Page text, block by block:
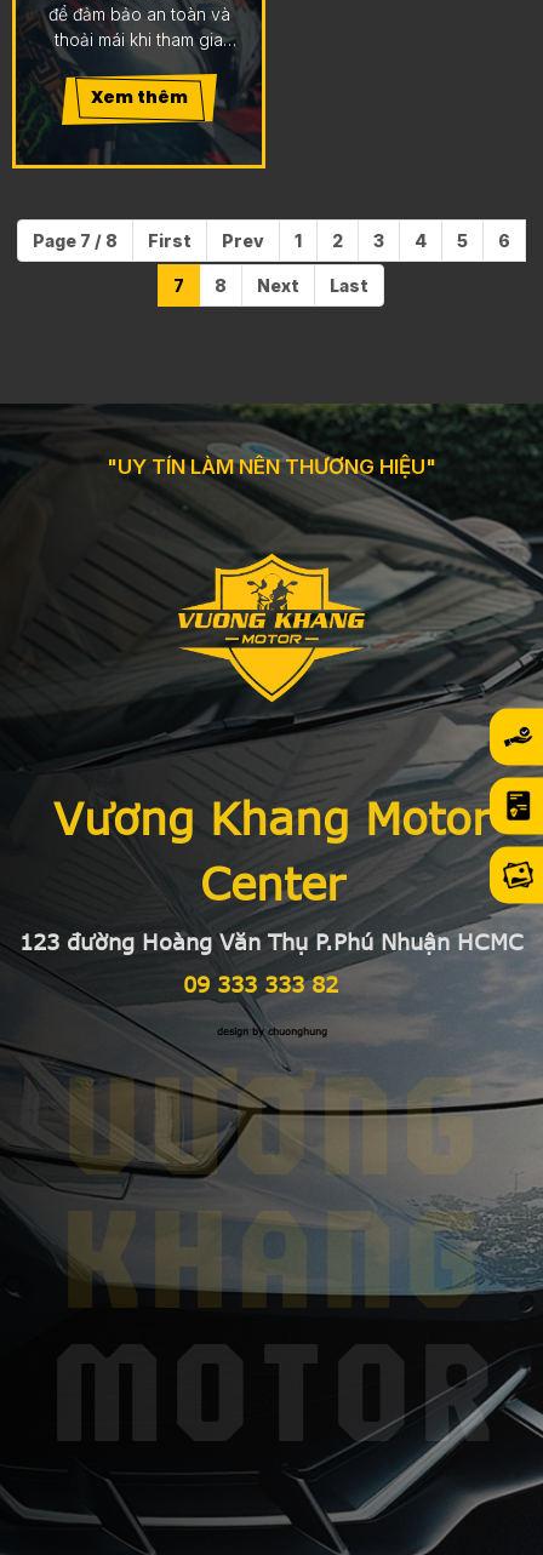
để đảm bảo an toàn và
thoải mái khi tham gia
giao thông. Dưới đây là
một số hướng dẫn về
cách ngồi sau motor
phân khối lớn:
Xem thêm
Page 7 / 8 First Prev 1 2 3 4 5 6
7 8 Next Last
"UY TÍN LÀM NÊN THƯƠNG HIỆU"
Vương Khang Motor
Center
123 đường Hoàng Văn Thụ P.Phú Nhuận HCMC
09 333 333 82
design by chuonghung
VƯƠNG
KHANG
MOTOR